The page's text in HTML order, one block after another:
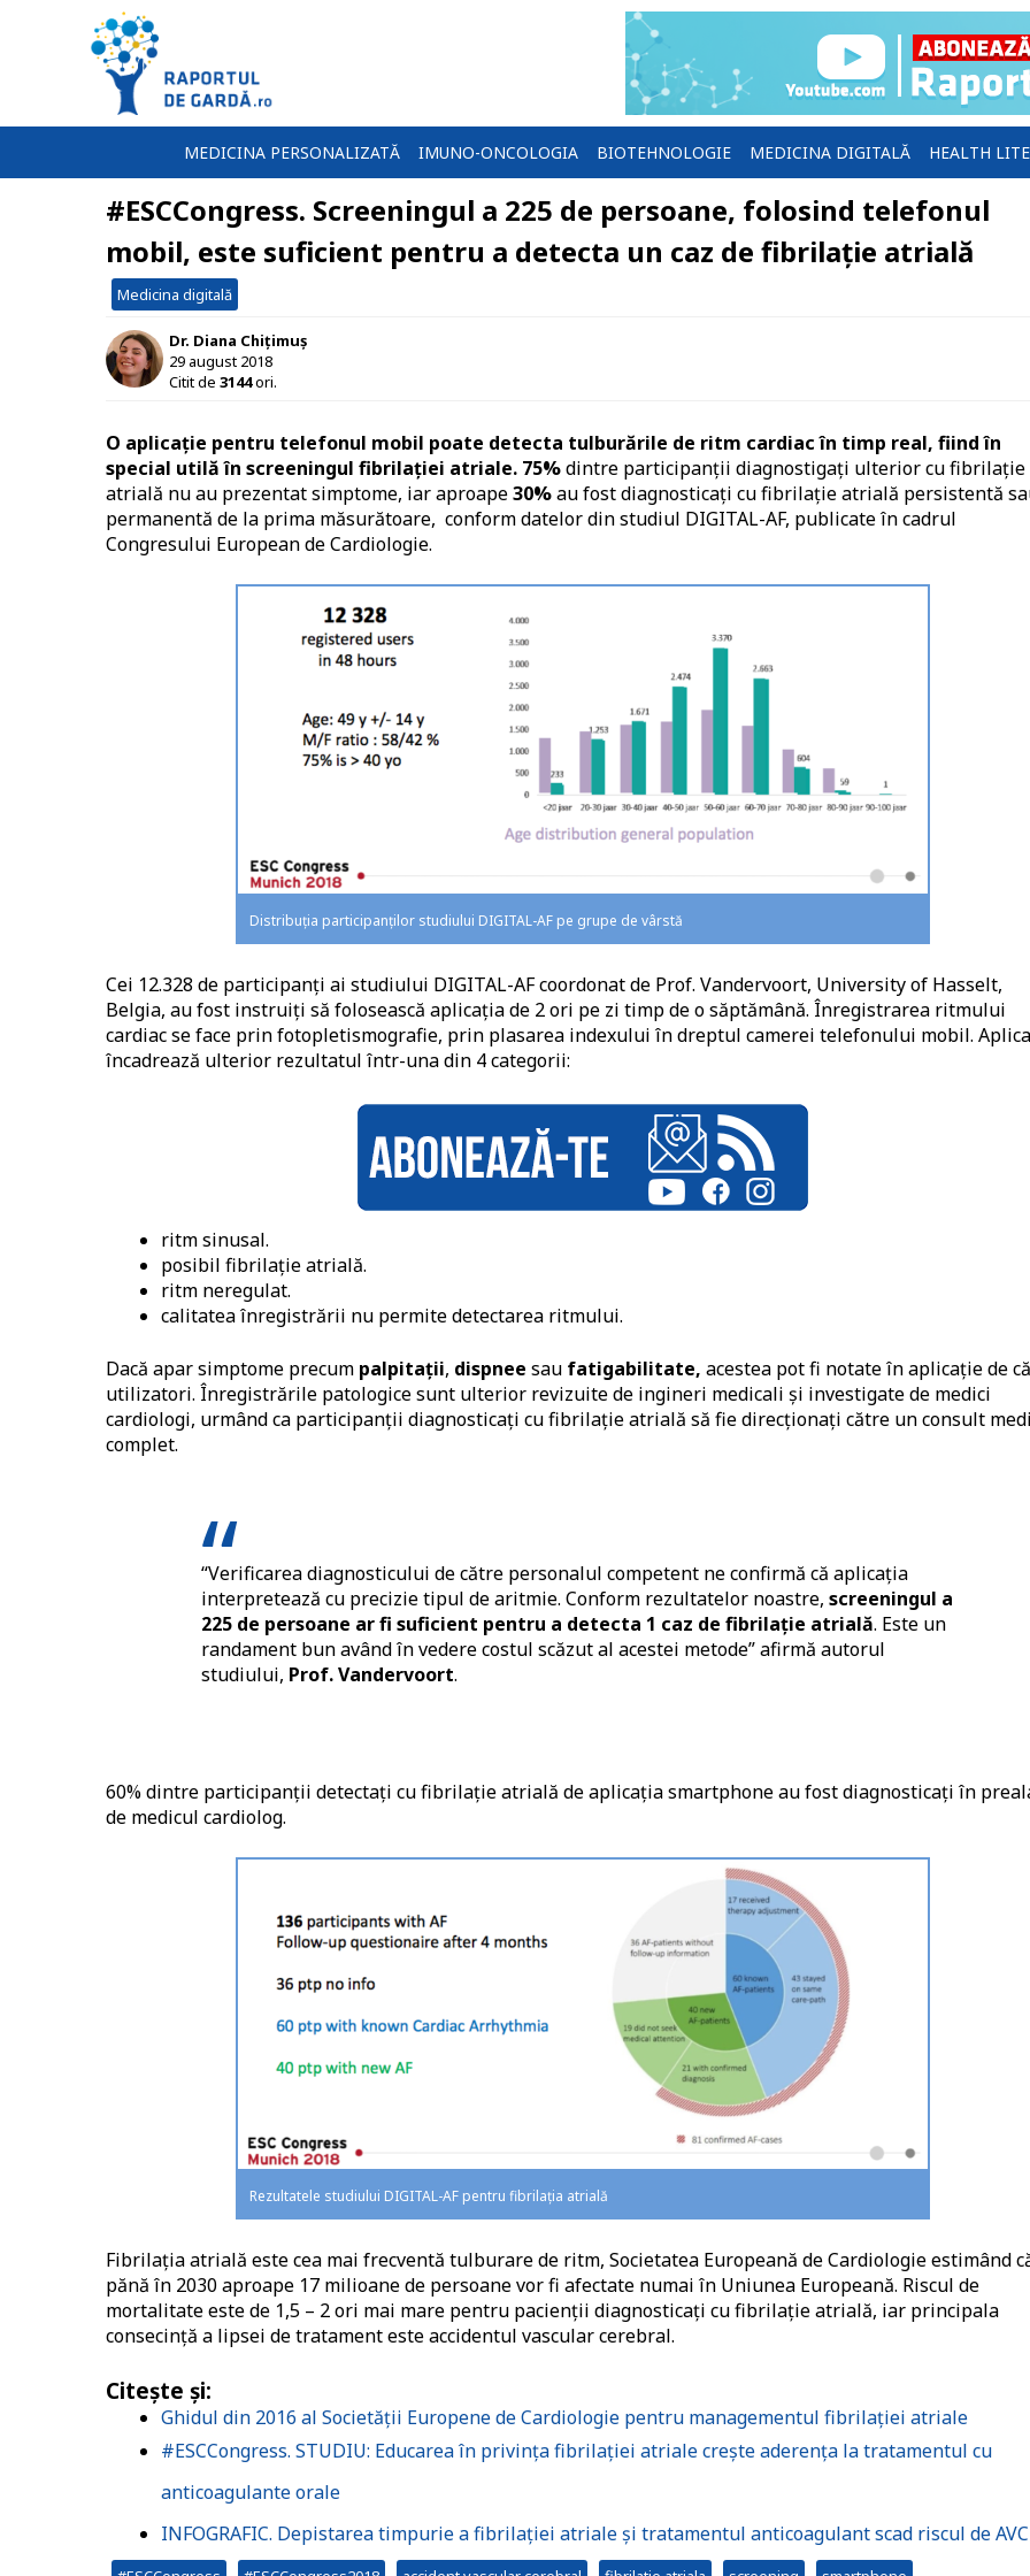
MEDICINA PERSONALIZATĂ IMUNO-ONCOLOGIA BIOTEHNOLOGIE MEDICINA DIGITALĂ HEALTH
#ESCCongress. Screeningul a 225 de persoane, folosind telefonul
mobil, este suficient pentru a detecta un caz de fibrilație atrială
Medicina digitală
Dr. Diana Chițimuș
29 august 2018
Citit de 3144ori.
O aplicație pentru telefonul mobil poate detecta tulburările de ritm cardiac în timp real, fiind în
special utilă în screeningul fibrilației atriale. 75%dintre participanții diagnostigați ulterior cu fibrilație
atrială nu au prezentat simptome, iar aproape30%au fost diagnosticați cu fibrilație atrială persistentă
permanentă de la prima măsurătoare, conform datelor din studiul DIGITAL-AF, publicate în cadrul
Congresului European de Cardiologie.
Distribuția participanților studiului DIGITAL-AF pe grupe de vârstă
Cei 12.328 de participanți ai studiului DIGITAL-AF coordonat de Prof. Vandervoort, University of Hasselt,
Belgia, au fost instruiți să folosească aplicația de 2 ori pe zi timp de o săptămână. Înregistrarea ritmului
cardiac se face prin fotopletismografie, prin plasarea indexului în dreptul camerei telefonului mobil.
încadrează ulterior rezultatul într-una din 4 categorii:
ritm sinusal.
posibil fibrilație atrială.
ritm neregulat.
calitatea înregistrării nu permite detectarea ritmului.
Dacă apar simptome precum palpitații, dispnee sau fatigabilitate, acestea pot fi notate în aplicație de
utilizatori. Înregistrările patologice sunt ulterior revizuite de ingineri medicali și investigate de medici
cardiologi, urmând ca participanții diagnosticați cu fibrilație atrială să fie direcționați către un consult
complet.
“Verificarea diagnosticului de către personalul competent ne confirmă că aplicația
interpretează cu precizie tipul de aritmie. Conform rezultatelor noastre, screeningul a
225 de persoane ar fi suficient pentru a detecta 1 caz de fibrilație atrială. Este un
randament bun având în vedere costul scăzut al acestei metode” afirmă autorul
studiului, Prof. Vandervoort.
60% dintre participanții detectați cu fibrilație atrială de aplicația smartphone au fost diagnosticați în
de medicul cardiolog.
Rezultatele studiului DIGITAL-AF pentru fibrilația atrială
Fibrilația atrială este cea mai frecventă tulburare de ritm, Societatea Europeană de Cardiologie estimând
pănă în 2030 aproape 17 milioane de persoane vor fi afectate numai în Uniunea Europeană. Riscul de
mortalitate este de 1,5 – 2 ori mai mare pentru pacienții diagnosticați cu fibrilație atrială, iar principala
consecință a lipsei de tratament este accidentul vascular cerebral.
Citește și:
Ghidul din 2016 al Societății Europene de Cardiologie pentru managementul fibrilației atriale
#ESCCongress. STUDIU: Educarea în privința fibrilației atriale crește aderența la tratamentul cu
anticoagulante orale
INFOGRAFIC. Depistarea timpurie a fibrilației atriale și tratamentul anticoagulant scad riscul de AVC